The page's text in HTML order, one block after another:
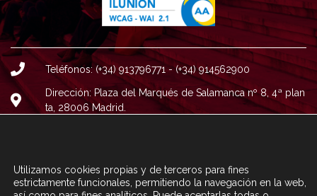
Teléfonos: (+34) 913796771 - (+34) 914562900
Dirección: Plaza del Marqués de Salamanca nº 8, 4ª plan
ta, 28006 Madrid.
CONTACTA CON FCA TRAVÉS DEL
Utilizamos cookies propias y de terceros para fines
estrictamente funcionales, permitiendo la navegación en la web,